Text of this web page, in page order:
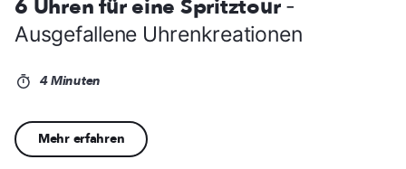
6 Uhren für eine Spritztour -
Ausgefallene Uhrenkreationen
4 Minuten
Mehr erfahren